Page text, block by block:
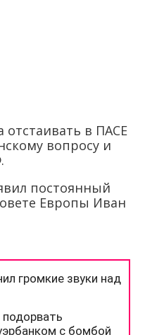
отстаивать в ПАСЕ
вопросу и
постоянный
Европы Иван